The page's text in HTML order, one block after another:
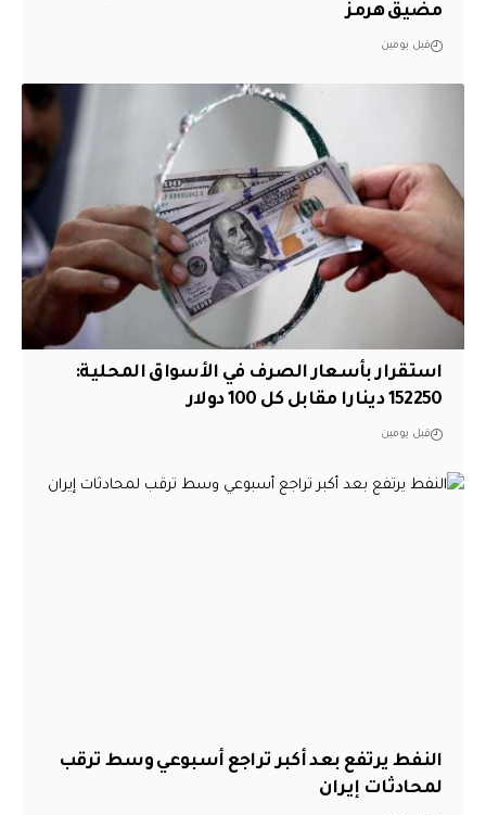
مضيق هرمز
قبل يومين
استقرار بأسعار الصرف في الأسواق المحلية:
152250 دينارا مقابل كل 100 دولار
قبل يومين
النفط يرتفع بعد أكبر تراجع أسبوعي وسط ترقب
لمحادثات إيران